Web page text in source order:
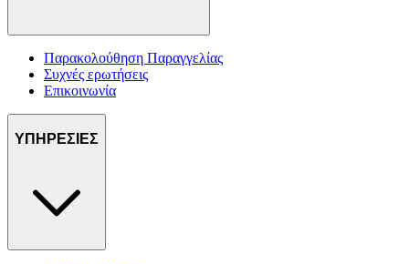
Παρακολούθηση Παραγγελίας
Συχνές ερωτήσεις
Επικοινωνία
ΥΠΗΡΕΣΙΕΣ